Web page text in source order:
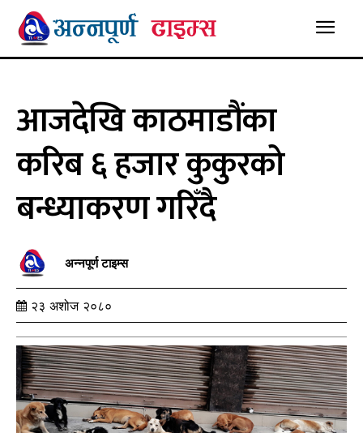
आजदेखि काठमाडौंका
करिब ६ हजार कुकुरको
बन्ध्याकरण गरिँदै
अन्नपूर्ण टाइम्स
२३ अशोज २०८०